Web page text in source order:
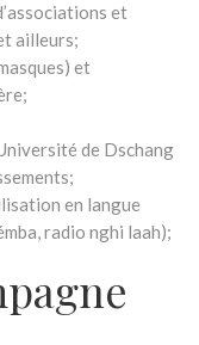
et
ailleurs;
et
de Dschang
en langue
radio nghi laah);